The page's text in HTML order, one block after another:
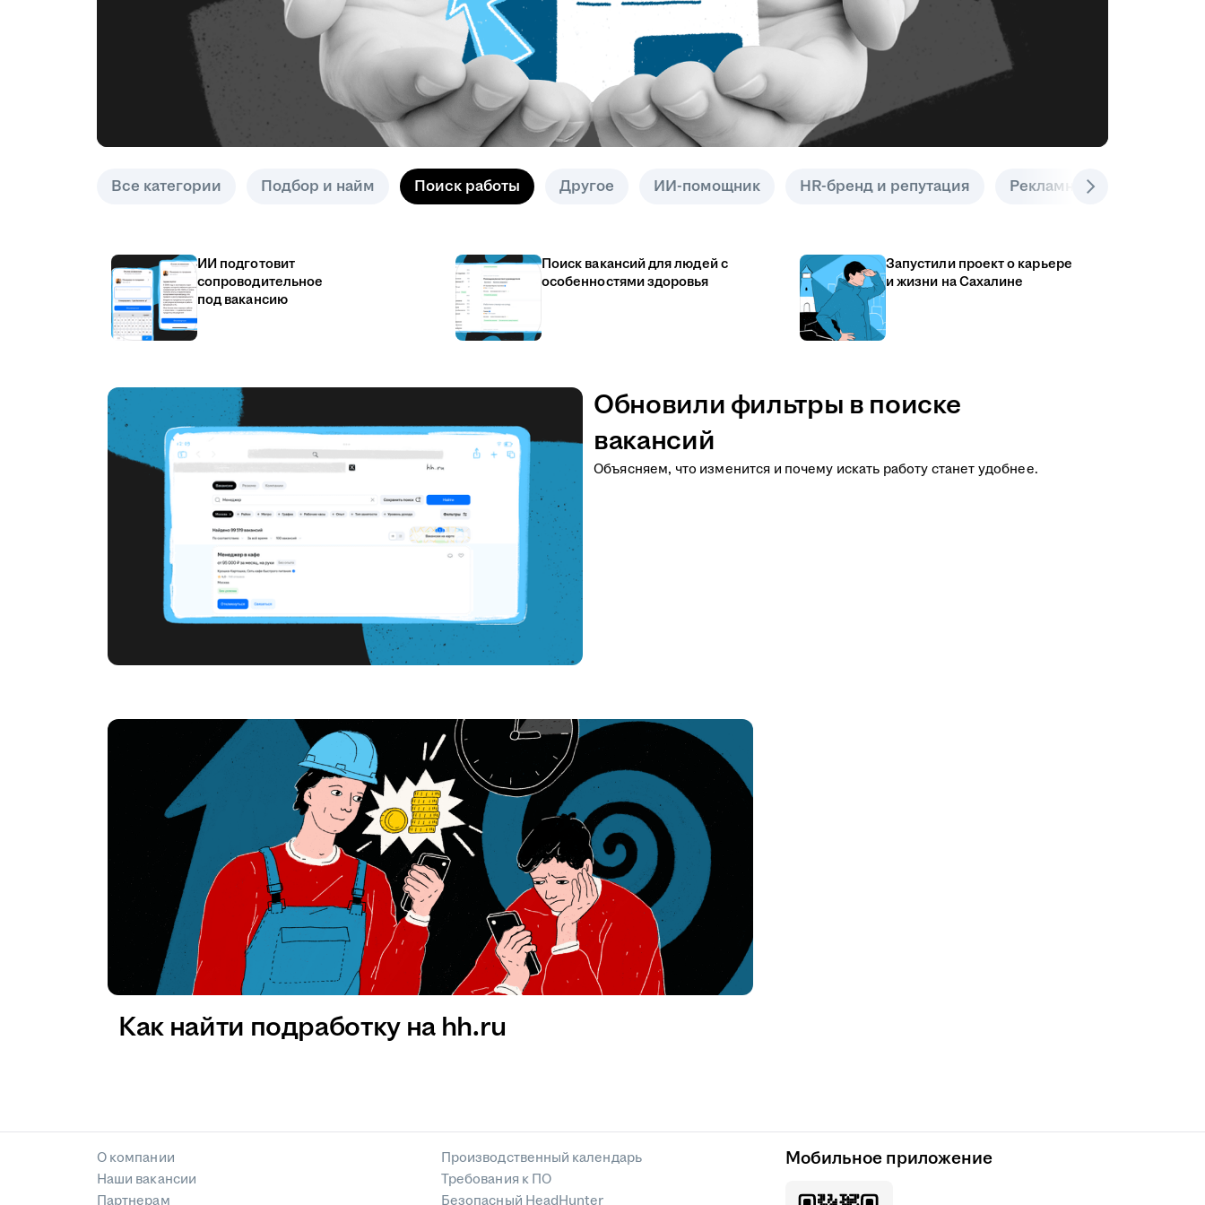
Все категории Подбор и найм Поиск работы Другое ИИ-помощник HR-бренд и репутация Рекламные инструменты
ИИ подготовит
сопроводительное
под вакансию
Поиск вакансий для людей с
особенностями здоровья
Запустили проект о карьере
и жизни на Сахалине
Обновили фильтры в поиске
вакансий
Объясняем, что изменится и почему искать работу станет удобнее.
Как найти подработку на hh.ru
О компании
Наши вакансии
Партнерам
Производственный календарь
Требования к ПО
Безопасный HeadHunter
Мобильное приложение